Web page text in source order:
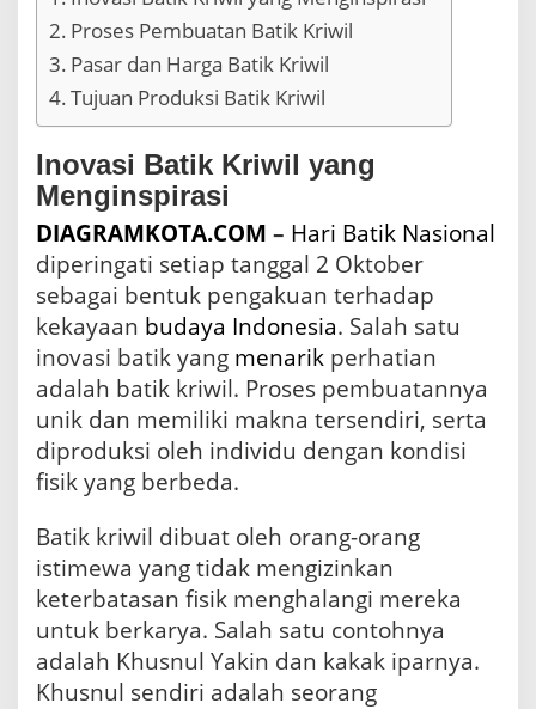
S
u
a
b
a
y
Proses Pembuatan Batik Kriwil
Pasar dan Harga Batik Kriwil
Tujuan Produksi Batik Kriwil
Inovasi Batik Kriwil yang
Menginspirasi
DIAGRAMKOTA.COM – Hari Batik Nasional
diperingati setiap tanggal 2 Oktober
sebagai bentuk pengakuan terhadap
kekayaan budaya Indonesia. Salah satu
inovasi batik yang menarik perhatian
adalah batik kriwil. Proses pembuatannya
unik dan memiliki makna tersendiri, serta
diproduksi oleh individu dengan kondisi
fisik yang berbeda.
Batik kriwil dibuat oleh orang-orang
istimewa yang tidak mengizinkan
keterbatasan fisik menghalangi mereka
untuk berkarya. Salah satu contohnya
adalah Khusnul Yakin dan kakak iparnya.
Khusnul sendiri adalah seorang